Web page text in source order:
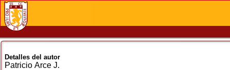
Detalles del autor
Patricio Arce J.